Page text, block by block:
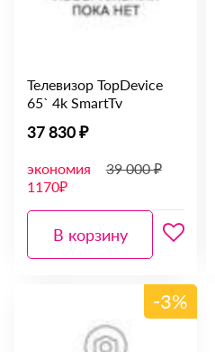
Телевизор TopDevice
65` 4k SmartTv
37 830 ₽
экономия
1170₽
39 000 ₽
В корзину
-3%